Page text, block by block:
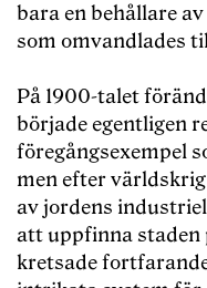
bara en behållare
som omvandlades
På 1900-talet
började egentligen
föregångsexempel
men efter
av jordens
att uppfinna
kretsade